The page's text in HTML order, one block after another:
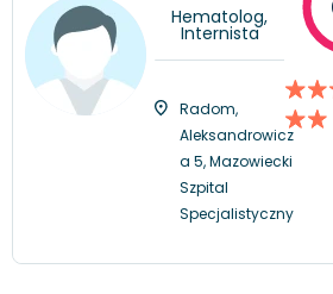
Hematolog,
Internista
Radom,
Aleksandrowicz
a 5, Mazowiecki
Szpital
Specjalistyczny